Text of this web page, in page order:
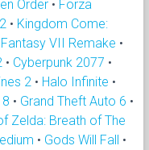
Order • Forza
• Kingdom Come:
VII Remake •
• Cyberpunk 2077 •
2 • Halo Infinite •
• Grand Theft Auto 6 •
Zelda: Breath of The
• Gods Will Fall •